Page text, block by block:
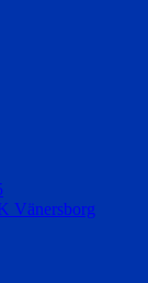
Vänersborg